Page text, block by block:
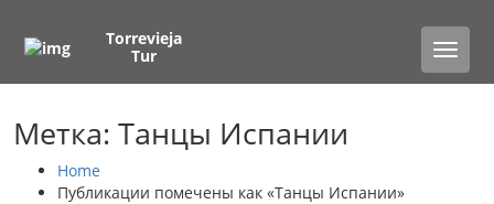
Toggle
Torrevieja
Tur
Метка: Танцы Испании
Home
Публикации помечены как «Танцы Испании»